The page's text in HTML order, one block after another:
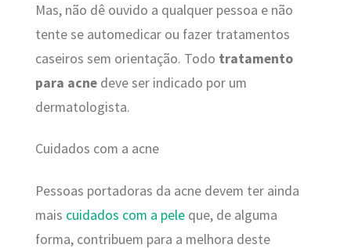
Mas, não dê ouvido a qualquer pessoa e não
tente se automedicar ou fazer tratamentos
caseiros sem orientação. Todo tratamento
para acnedeve ser indicado por um
dermatologista.
Cuidados com a acne
Pessoas portadoras da acne devem ter ainda
mais cuidados com a peleque, de alguma
forma, contribuem para a melhora deste